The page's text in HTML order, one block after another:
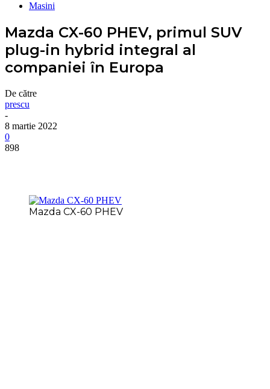
Masini
Mazda CX-60 PHEV, primul SUV
plug-in hybrid integral al
companiei în Europa
De către
prescu
-
8 martie 2022
0
898
Mazda CX-60 PHEV